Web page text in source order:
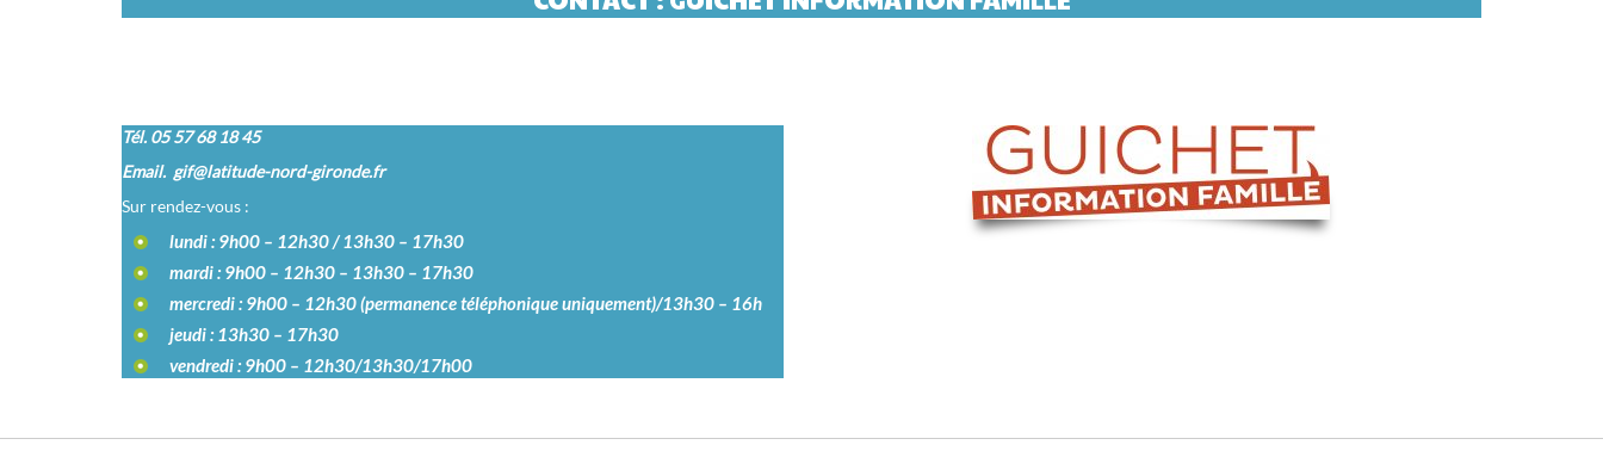
mardi : 9h00 – 12h30 – 13h30 – 17h30
mercredi : 9h00 – 12h30 (permanence téléphonique uniquement)/13h30 – 16h
jeudi : 13h30 – 17h30
vendredi : 9h00 – 12h30/13h30/17h00